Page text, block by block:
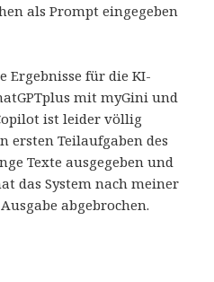
als Prompt eingegeben
Ergebnisse für die KI-
mit myGini und
ist leider völlig
ersten Teilaufgaben des
Texte ausgegeben und
das System nach meiner
abgebrochen.